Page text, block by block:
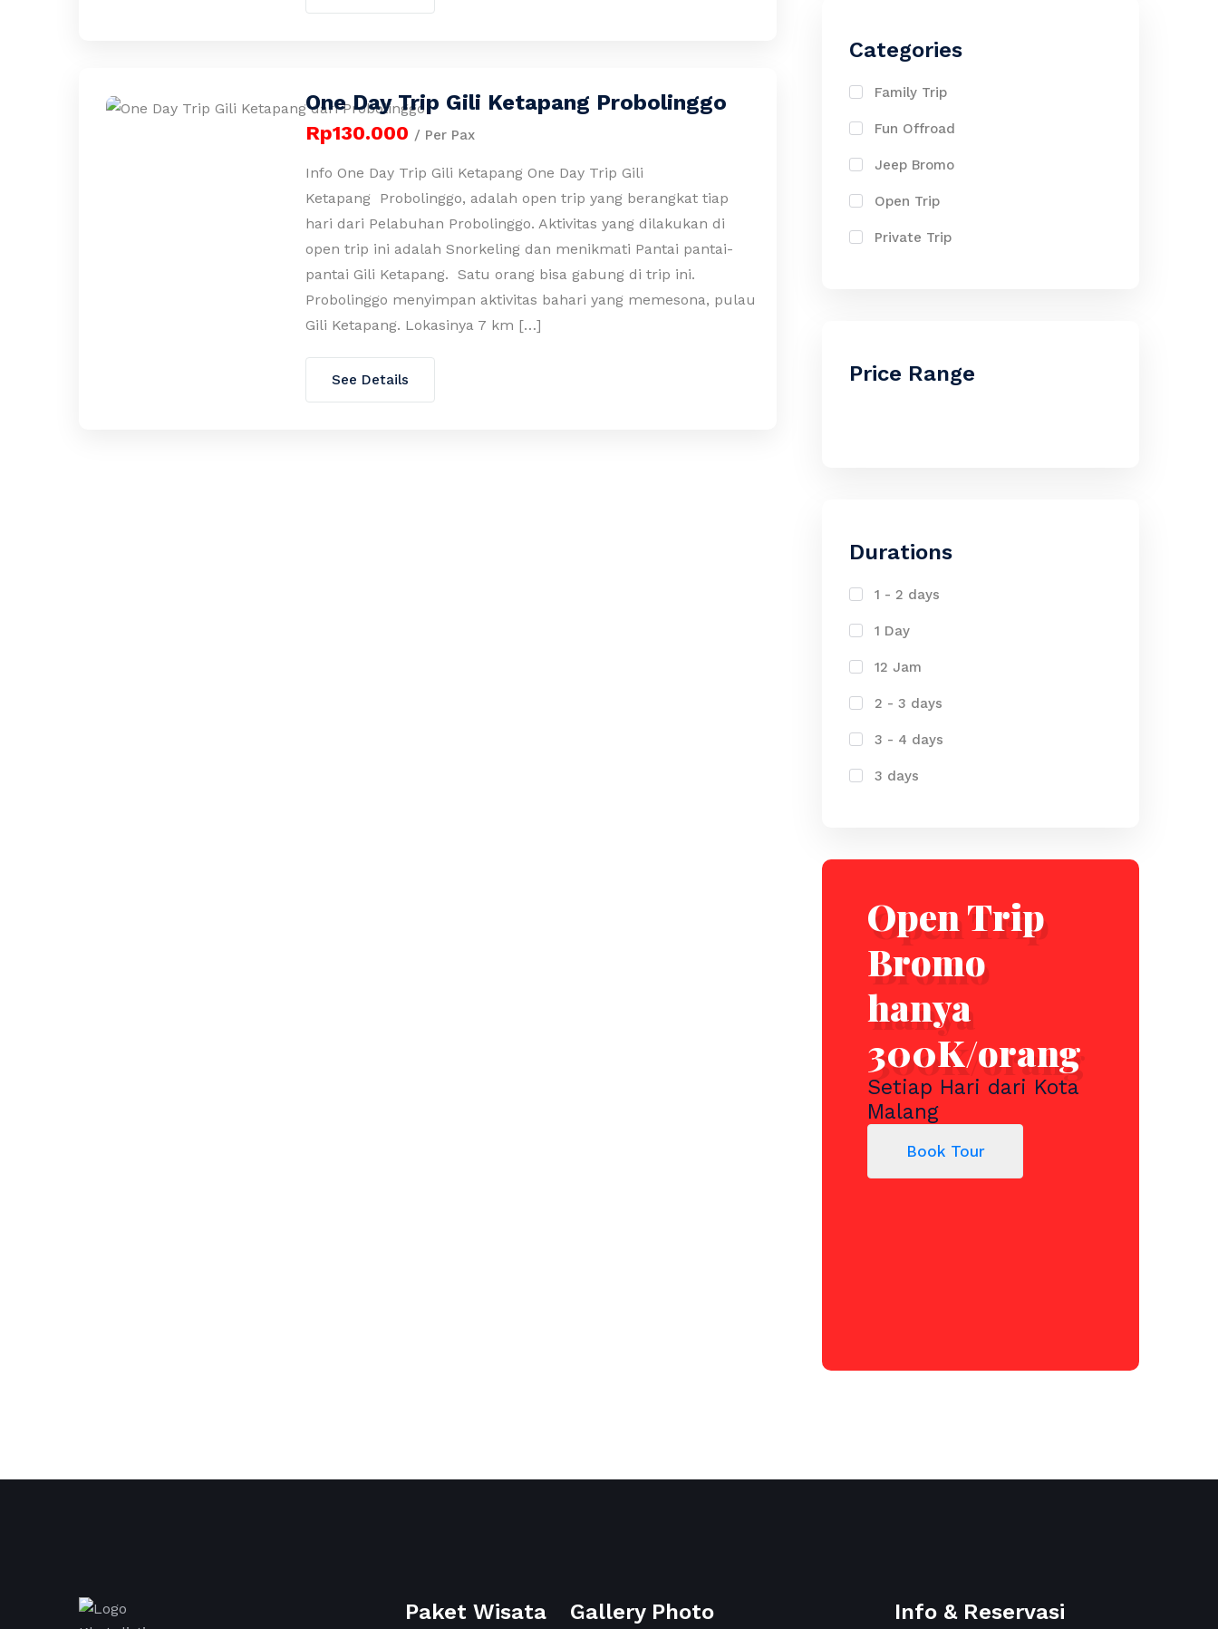
One Day Trip Gili Ketapang Probolinggo
Rp130.000 / Per Pax
Info One Day Trip Gili Ketapang One Day Trip Gili
Ketapang Probolinggo, adalah open trip yang berangkat tiap
hari dari Pelabuhan Probolinggo. Aktivitas yang dilakukan di
open trip ini adalah Snorkeling dan menikmati Pantai pantai-
pantai Gili Ketapang. Satu orang bisa gabung di trip ini.
Probolinggo menyimpan aktivitas bahari yang memesona, pulau
Gili Ketapang. Lokasinya 7 km […]
See Details
Categories
Family Trip
Fun Offroad
Jeep Bromo
Open Trip
Private Trip
Price Range
Durations
1 - 2 days
1 Day
12 Jam
2 - 3 days
3 - 4 days
3 days
Open Trip
Bromo
hanya
300K/orang
Setiap Hari dari Kota
Malang
Book Tour
Paket Wisata Gallery Photo Info & Reservasi